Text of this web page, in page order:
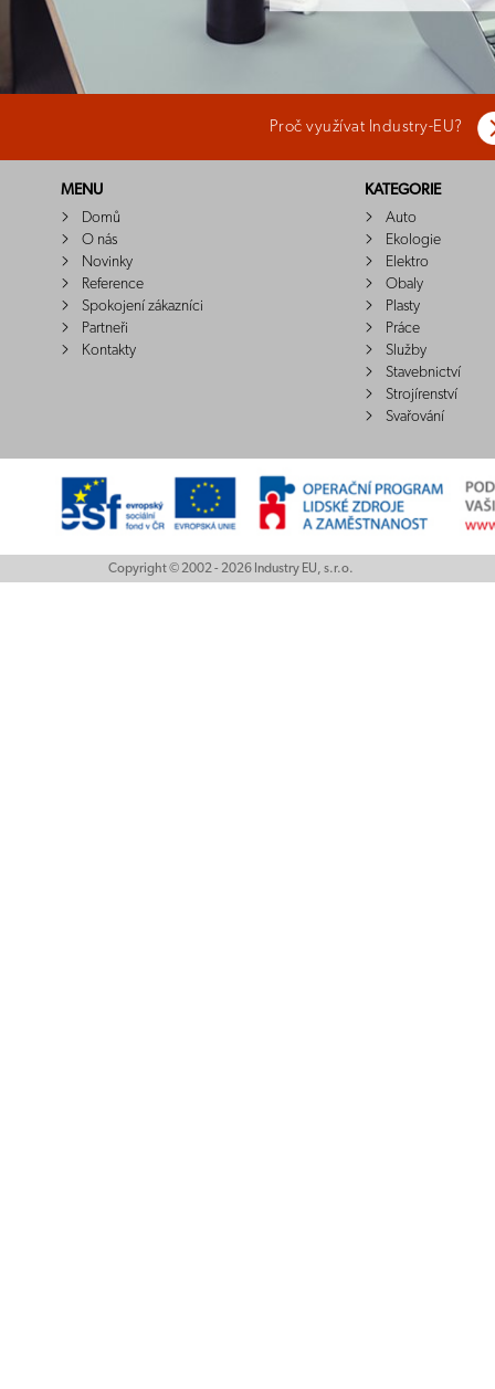
Proč využívat Industry-EU?
MENU
Domů
O nás
Novinky
Reference
Spokojení zákazníci
Partneři
Kontakty
KATEGORIE
Auto
Ekologie
Elektro
Obaly
Plasty
Práce
Služby
Stavebnictví
Strojírenství
Svařování
Copyright © 2002 - 2026 Industry EU, s.r.o.